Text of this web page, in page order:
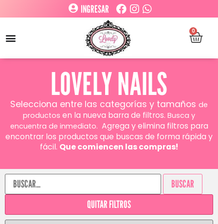
INGRESAR
0
LOVELY NAILS
Selecciona entre las categorías y tamaños de
productos en la nueva barra de filtros. Busca y
encuentra de inmediato. Agrega y elimina filtros para
encontrar los productos que buscas de forma rápida y
fácil. Que comiencen las compras!
BUSCAR
QUITAR FILTROS